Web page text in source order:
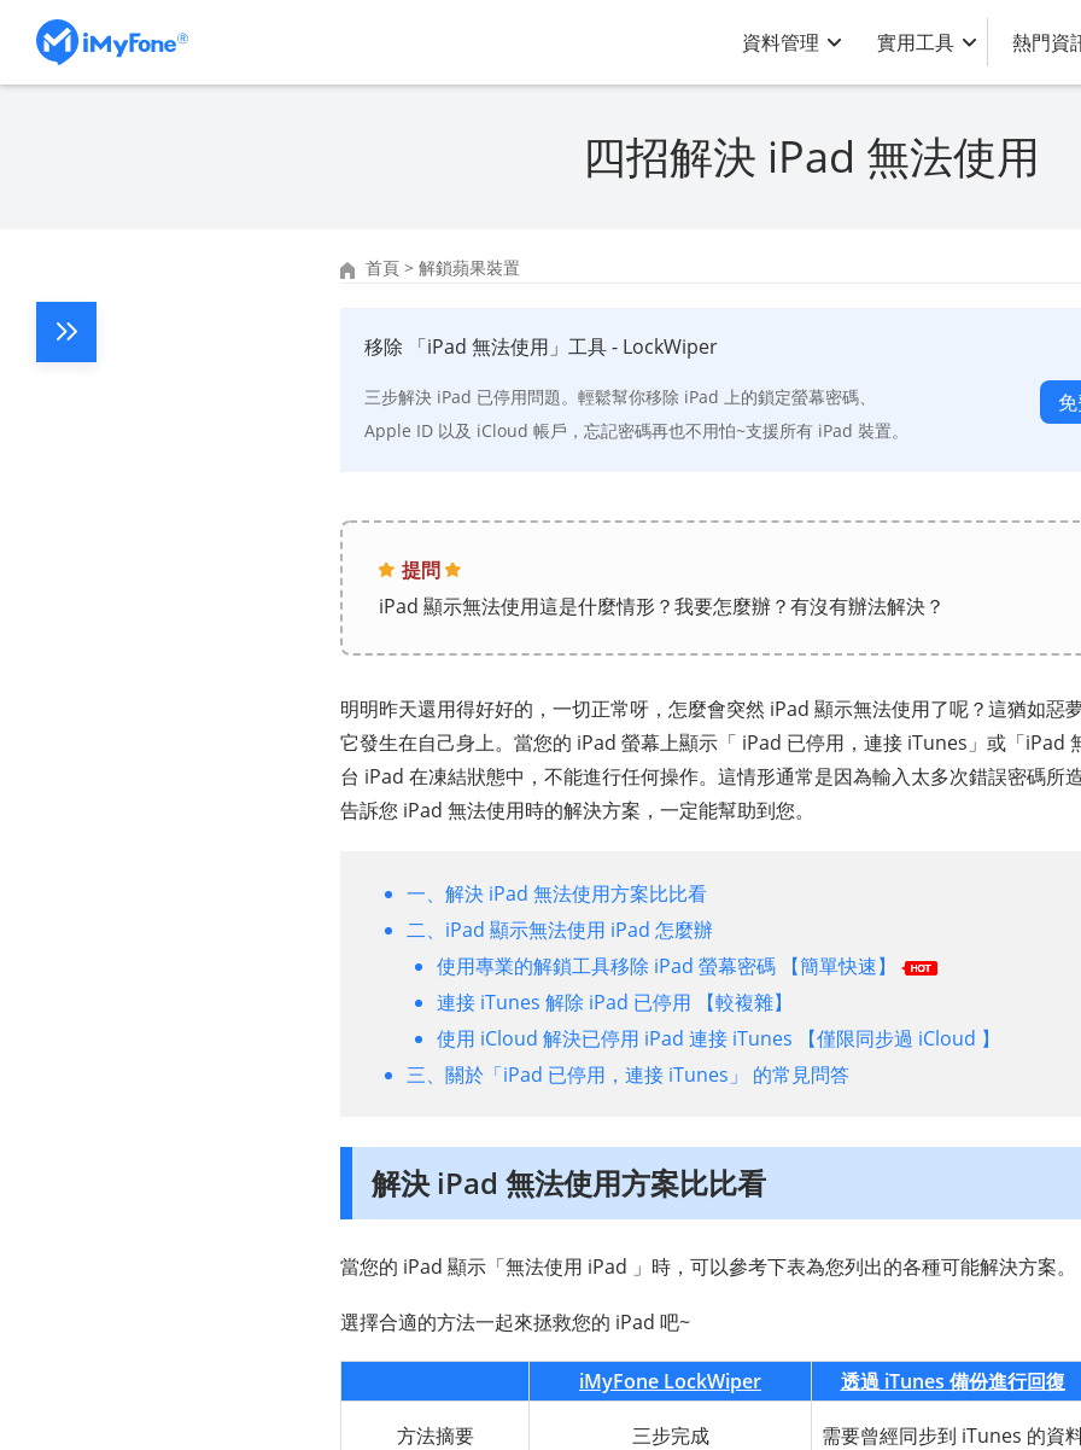
資料管理 實用工具 熱門資
四招解決 iPad 無法使用
首頁 > 解鎖蘋果裝置
移除 「iPad 無法使用」工具 - LockWiper
三步解決 iPad 已停用問題。輕鬆幫你移除 iPad 上的鎖定螢幕密碼、
Apple ID 以及 iCloud 帳戶，忘記密碼再也不用怕~支援所有 iPad 裝置。
提問
iPad 顯示無法使用這是什麼情形？我要怎麼辦？有沒有辦法解決？
明明昨天還用得好好的，一切正常呀，怎麼會突然 iPad 顯示無法使用了呢？這猶如惡
它發生在自己身上。當您的 iPad 螢幕上顯示「 iPad 已停用，連接 iTunes」或「iPad
台 iPad 在凍結狀態中，不能進行任何操作。這情形通常是因為輸入太多次錯誤密碼所
告訴您 iPad 無法使用時的解決方案，一定能幫助到您。
一、解決 iPad 無法使用方案比比看
二、iPad 顯示無法使用 iPad 怎麼辦
使用專業的解鎖工具移除 iPad 螢幕密碼 【簡單快速】
連接 iTunes 解除 iPad 已停用 【較複雜】
使用 iCloud 解決已停用 iPad 連接 iTunes 【僅限同步過 iCloud 】
三、關於「iPad 已停用，連接 iTunes」 的常見問答
解決 iPad 無法使用方案比比看
當您的 iPad 顯示「無法使用 iPad 」時，可以參考下表為您列出的各種可能解決方案。
選擇合適的方法一起來拯救您的 iPad 吧~
iMyFone LockWiper 透過 iTunes 備份進行回復
方法摘要 三步完成 需要曾經同步到 iTunes 的資